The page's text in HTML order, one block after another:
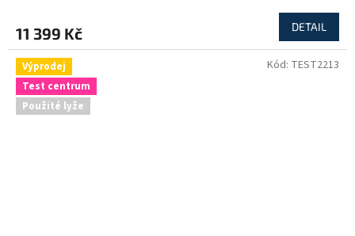
M
A
11 399 Kč DETAIL
Výprodej
Test centrum
Použité lyže
Kód: TEST2213